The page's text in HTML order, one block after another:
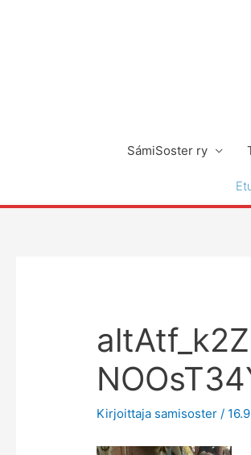
SámiSoster ry
Kirjoittaja samisoster/